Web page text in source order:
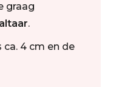
graag
.
4 cm en de